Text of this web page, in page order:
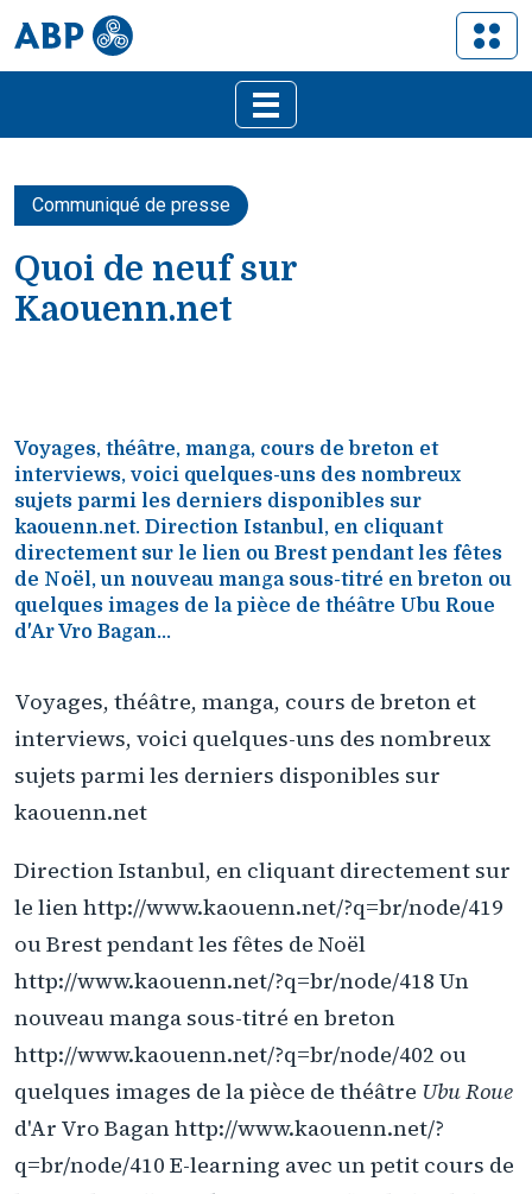
Communiqué de presse
Quoi de neuf sur
Kaouenn.net
Voyages, théâtre, manga, cours de breton et
interviews, voici quelques-uns des nombreux
sujets parmi les derniers disponibles sur
kaouenn.net. Direction Istanbul, en cliquant
directement sur le lien ou Brest pendant les fêtes
de Noël, un nouveau manga sous-titré en breton ou
quelques images de la pièce de théâtre Ubu Roue
d'Ar Vro Bagan...
Voyages, théâtre, manga, cours de breton et
interviews, voici quelques-uns des nombreux
sujets parmi les derniers disponibles sur
kaouenn.net
Direction Istanbul, en cliquant directement sur
le lien http://www.kaouenn.net/?q=br/node/419
ou Brest pendant les fêtes de Noël
http://www.kaouenn.net/?q=br/node/418 Un
nouveau manga sous-titré en breton
http://www.kaouenn.net/?q=br/node/402 ou
quelques images de la pièce de théâtre Ubu Roue
d'Ar Vro Bagan http://www.kaouenn.net/?
q=br/node/410 E-learning avec un petit cours de